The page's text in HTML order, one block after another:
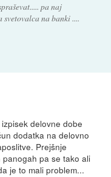
pa naj
na banki ....
delovne dobe
dodatka na delovno
Prejšnje
pa se tako ali
je to mali problem...